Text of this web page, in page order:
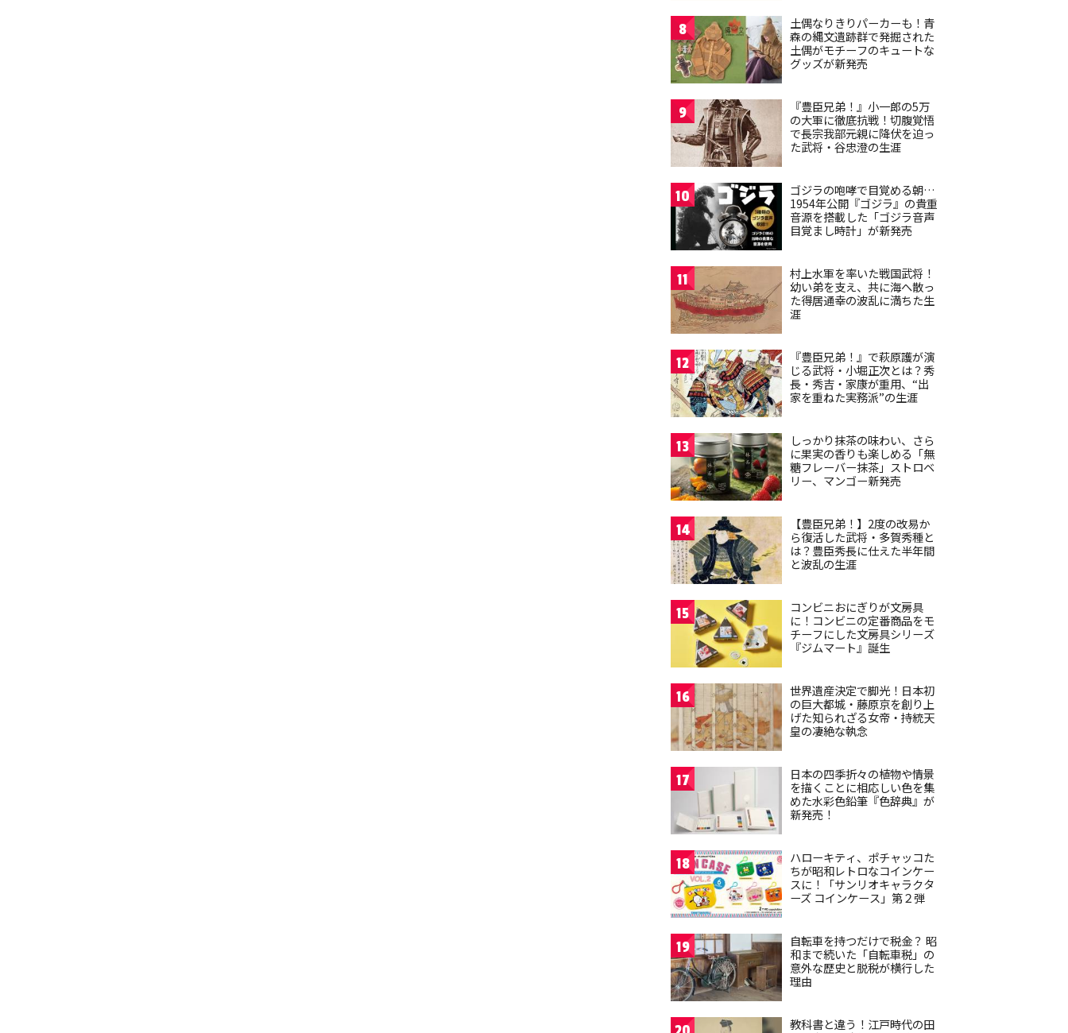
8
土偶なりきりパーカーも！青
森の縄文遺跡群で発掘された
土偶がモチーフのキュートな
グッズが新発売
9
『豊臣兄弟！』小一郎の5万
の大軍に徹底抗戦！切腹覚悟
で長宗我部元親に降伏を迫っ
た武将・谷忠澄の生涯
10
ゴジラの咆哮で目覚める朝…
1954年公開『ゴジラ』の貴重
音源を搭載した「ゴジラ音声
目覚まし時計」が新発売
11
村上水軍を率いた戦国武将！
幼い弟を支え、共に海へ散っ
た得居通幸の波乱に満ちた生
涯
12
『豊臣兄弟！』で萩原護が演
じる武将・小堀正次とは？秀
長・秀吉・家康が重用、“出
家を重ねた実務派”の生涯
13
しっかり抹茶の味わい、さら
に果実の香りも楽しめる「無
糖フレーバー抹茶」ストロベ
リー、マンゴー新発売
14
【豊臣兄弟！】2度の改易か
ら復活した武将・多賀秀種と
は？豊臣秀長に仕えた半年間
と波乱の生涯
15
コンビニおにぎりが文房具
に！コンビニの定番商品をモ
チーフにした文房具シリーズ
『ジムマート』誕生
16
世界遺産決定で脚光！日本初
の巨大都城・藤原京を創り上
げた知られざる女帝・持統天
皇の凄絶な執念
17
日本の四季折々の植物や情景
を描くことに相応しい色を集
めた水彩色鉛筆『色辞典』が
新発売！
18
ハローキティ、ポチャッコた
ちが昭和レトロなコインケー
スに！「サンリオキャラクタ
ーズ コインケース」第２弾
19
自転車を持つだけで税金？ 昭
和まで続いた「自転車税」の
意外な歴史と脱税が横行した
理由
教科書と違う！江戸時代の田